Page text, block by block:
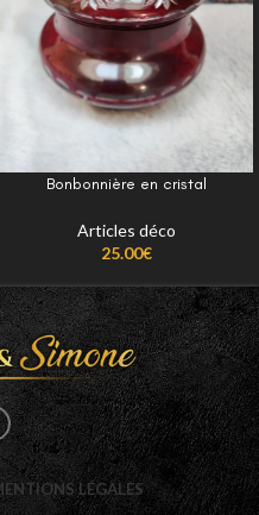
Bonbonnière en cristal
Articles déco
25.00€
LÉGALES